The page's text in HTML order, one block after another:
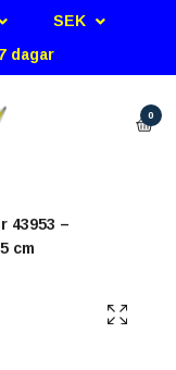
SEK
dagar
0
43953 –
cm